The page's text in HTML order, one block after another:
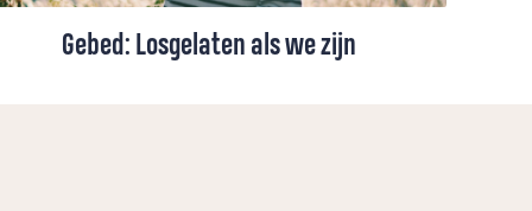
Gebed: Losgelaten als we zijn